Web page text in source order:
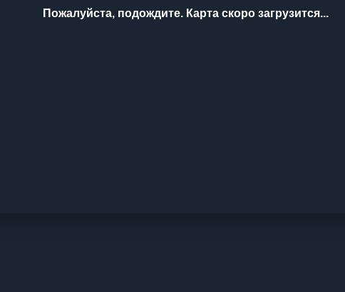
Пожалуйста, подождите. Карта скоро загрузится...